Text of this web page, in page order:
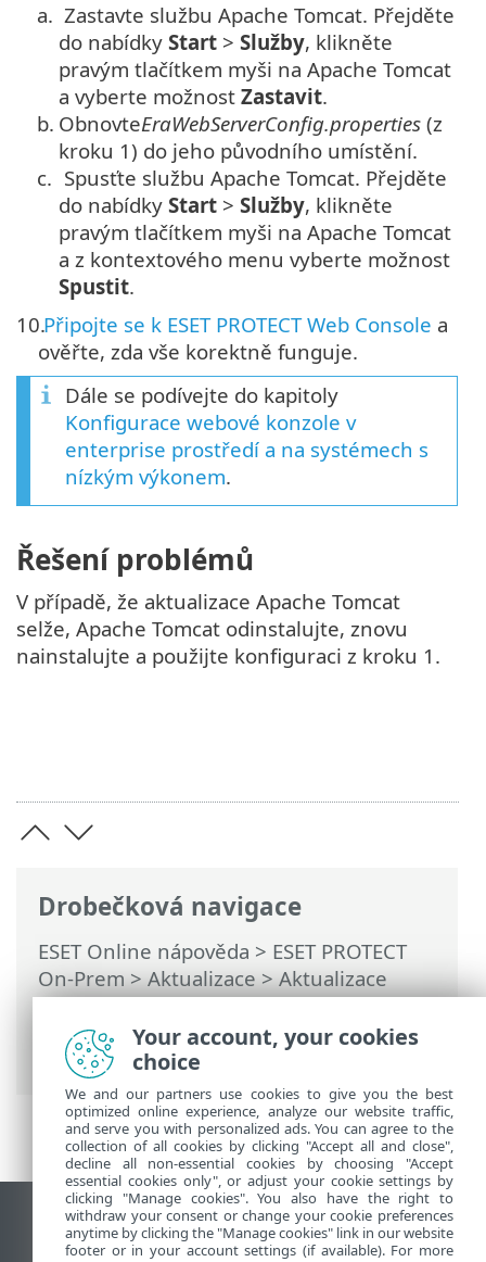
Drobečková navigace
ESET Online nápověda > ESET PROTECT
On-Prem>Aktualizace>Aktualizace
Apache Tomcat> Aktualizace Apache
Tomcat prostřednictvím all-in-one
instalačního balíčku na Windows
a. Zastavte službu Apache Tomcat. Přejděte
do nabídky Start > Služby, klikněte
pravým tlačítkem myši na Apache Tomcat
a vyberte možnost Zastavit.
b. ObnovteEraWebServerConfig.properties (z
kroku 1) do jeho původního umístění.
c. Spusťte službu Apache Tomcat. Přejděte
do nabídky Start > Služby, klikněte
pravým tlačítkem myši na Apache Tomcat
a z kontextového menu vyberte možnost
Spustit.
10.Připojte se k ESET PROTECT Web Console a
ověřte, zda vše korektně funguje.
Dále se podívejte do kapitoly
Konfigurace webové konzole v
enterprise prostředí a na systémech s
nízkým výkonem.
Řešení problémů
V případě, že aktualizace Apache Tomcat
selže, Apache Tomcat odinstalujte, znovu
nainstalujte a použijte konfiguraci z kroku 1.
Zobrazit verzi pro počítač
End of Life
Your account, your cookies
choice
We and our partners use cookies to give you the best
optimized online experience, analyze our website traffic,
and serve you with personalized ads. You can agree to the
collection of all cookies by clicking "Accept all and close",
decline all non-essential cookies by choosing "Accept
essential cookies only", or adjust your cookie settings by
clicking "Manage cookies". You also have the right to
withdraw your consent or change your cookie preferences
anytime by clicking the "Manage cookies" link in our website
footer or in your account settings (if available). For more